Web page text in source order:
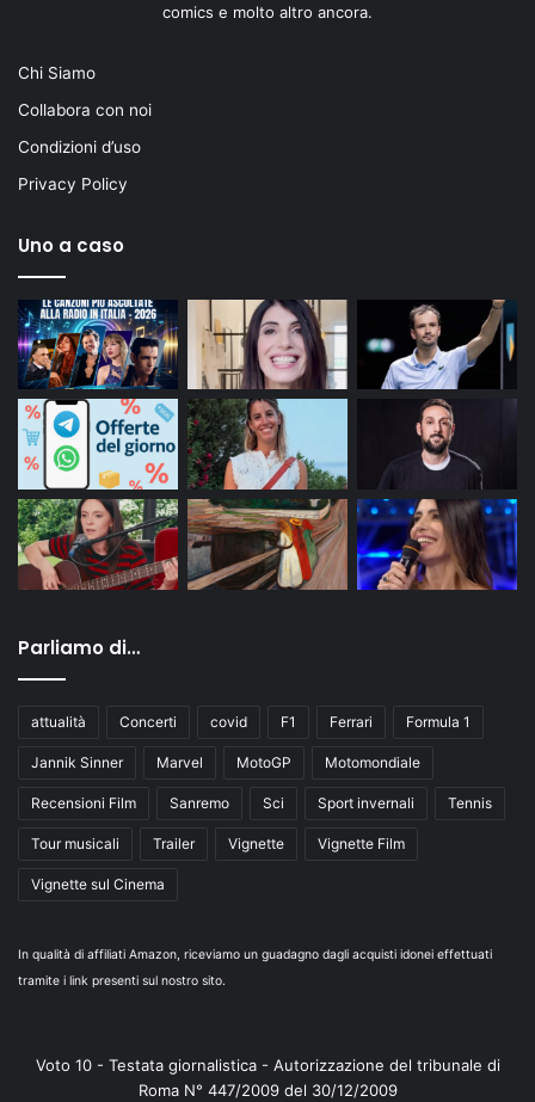
comics e molto altro ancora.
Chi Siamo
Collabora con noi
Condizioni d’uso
Privacy Policy
Uno a caso
Parliamo di…
attualità Concerti covid F1 Ferrari Formula 1
Jannik Sinner Marvel MotoGP Motomondiale
Recensioni Film Sanremo Sci Sport invernali Tennis
Tour musicali Trailer Vignette Vignette Film
Vignette sul Cinema
In qualità di affiliati Amazon, riceviamo un guadagno dagli acquisti idonei effettuati
tramite i link presenti sul nostro sito.
Voto 10 - Testata giornalistica - Autorizzazione del tribunale di
Roma N° 447/2009 del 30/12/2009